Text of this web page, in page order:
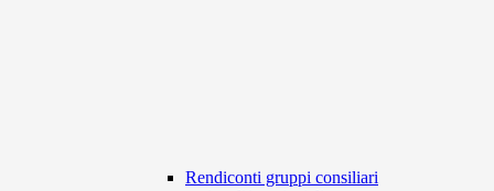
Rendiconti gruppi consiliari